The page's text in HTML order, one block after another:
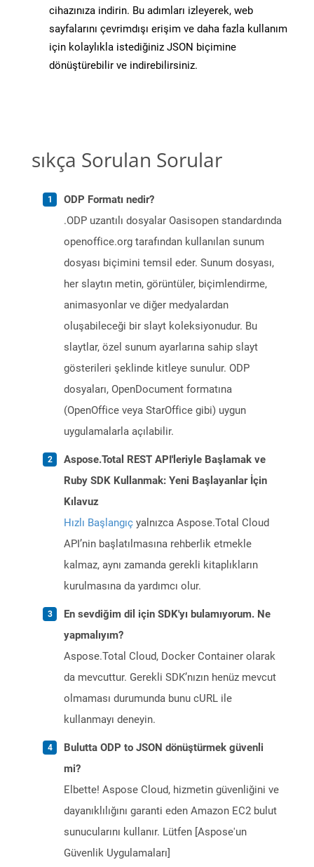
cihazınıza indirin. Bu adımları izleyerek, web
sayfalarını çevrimdışı erişim ve daha fazla kullanım
için kolaylıkla istediğiniz JSON biçimine
dönüştürebilir ve indirebilirsiniz.
sıkça Sorulan Sorular
ODP Formatı nedir?
.ODP uzantılı dosyalar Oasisopen standardında
openoffice.org tarafından kullanılan sunum
dosyası biçimini temsil eder. Sunum dosyası,
her slaytın metin, görüntüler, biçimlendirme,
animasyonlar ve diğer medyalardan
oluşabileceği bir slayt koleksiyonudur. Bu
slaytlar, özel sunum ayarlarına sahip slayt
gösterileri şeklinde kitleye sunulur. ODP
dosyaları, OpenDocument formatına
(OpenOffice veya StarOffice gibi) uygun
uygulamalarla açılabilir.
Aspose.Total REST API'leriyle Başlamak ve
Ruby SDK Kullanmak: Yeni Başlayanlar İçin
Kılavuz
Hızlı Başlangıç yalnızca Aspose.Total Cloud
API’nin başlatılmasına rehberlik etmekle
kalmaz, aynı zamanda gerekli kitaplıkların
kurulmasına da yardımcı olur.
En sevdiğim dil için SDK'yı bulamıyorum. Ne
yapmalıyım?
Aspose.Total Cloud, Docker Container olarak
da mevcuttur. Gerekli SDK’nızın henüz mevcut
olmaması durumunda bunu cURL ile
kullanmayı deneyin.
Bulutta ODP to JSON dönüştürmek güvenli
mi?
Elbette! Aspose Cloud, hizmetin güvenliğini ve
dayanıklılığını garanti eden Amazon EC2 bulut
sunucularını kullanır. Lütfen [Aspose'un
Güvenlik Uygulamaları]